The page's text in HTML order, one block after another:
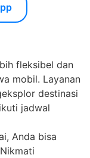
fleksibel dan
mobil. Layanan
destinasi
jadwal
Anda bisa